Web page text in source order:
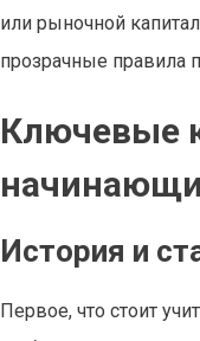
или рыночной
прозрачные правила
Ключевые
История и
Первое, что стоит